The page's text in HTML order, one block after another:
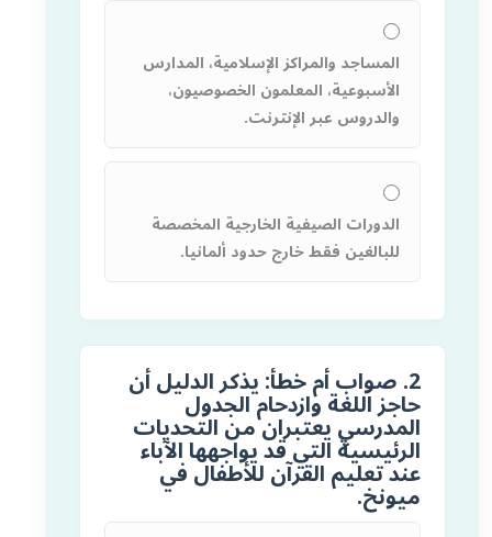
المساجد والمراكز الإسلامية، المدارس
الأسبوعية، المعلمون الخصوصيون،
والدروس عبر الإنترنت.
الدورات الصيفية الخارجية المخصصة
للبالغين فقط خارج حدود ألمانيا.
2. صواب أم خطأ: يذكر الدليل أن
حاجز اللغة وازدحام الجدول
المدرسي يعتبران من التحديات
الرئيسية التي قد يواجهها الآباء
عند تعليم القرآن للأطفال في
ميونخ.